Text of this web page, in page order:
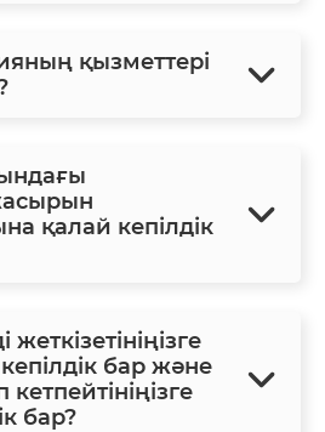
қызметтері
қалай кепілдік
жеткізетініңізге
бар және
бар?